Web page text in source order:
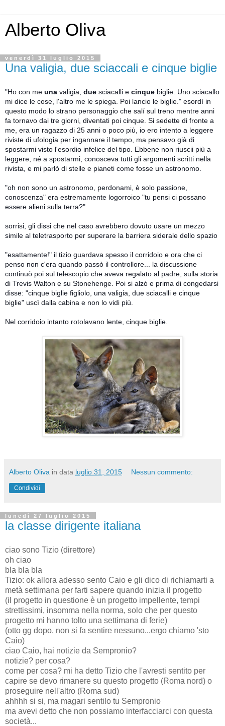
Alberto Oliva
venerdì 31 luglio 2015
Una valigia, due sciaccali e cinque biglie
"Ho con me una valigia, due sciacalli e cinque biglie. Uno sciacallo
mi dice le cose, l'altro me le spiega. Poi lancio le biglie." esordí in
questo modo lo strano personaggio che salí sul treno mentre anni
fa tornavo dai tre giorni, diventati poi cinque. Si sedette di fronte a
me, era un ragazzo di 25 anni o poco più, io ero intento a leggere
riviste di ufologia per ingannare il tempo, ma pensavo già di
spostarmi visto l'esordio infelice del tipo. Ebbene non riuscii più a
leggere, né a spostarmi, conosceva tutti gli argomenti scritti nella
rivista, e mi parlò di stelle e pianeti come fosse un astronomo.
"oh non sono un astronomo, perdonami, è solo passione,
conoscenza" era estremamente logorroico "tu pensi ci possano
essere alieni sulla terra?"
sorrisi, gli dissi che nel caso avrebbero dovuto usare un mezzo
simile al teletrasporto per superare la barriera siderale dello spazio
"esattamente!" il tizio guardava spesso il corridoio e ora che ci
penso non c'era quando passò il controllore... la discussione
continuò poi sul telescopio che aveva regalato al padre, sulla storia
di Trevis Walton e su Stonehenge. Poi si alzò e prima di congedarsi
disse: "cinque biglie figliolo, una valigia, due sciacalli e cinque
biglie" uscì dalla cabina e non lo vidi più.
Nel corridoio intanto rotolavano lente, cinque biglie.
Alberto Oliva in data luglio 31, 2015 Nessun commento:
Condividi
lunedì 27 luglio 2015
la classe dirigente italiana
ciao sono Tizio (direttore)
oh ciao
bla bla bla
Tizio: ok allora adesso sento Caio e gli dico di richiamarti a
metà settimana per farti sapere quando inizia il progetto
(il progetto in questione è un progetto impellente, tempi
strettissimi, insomma nella norma, solo che per questo
progetto mi hanno tolto una settimana di ferie)
(otto gg dopo, non si fa sentire nessuno...ergo chiamo 'sto
Caio)
ciao Caio, hai notizie da Sempronio?
notizie? per cosa?
come per cosa? mi ha detto Tizio che l'avresti sentito per
capire se devo rimanere su questo progetto (Roma nord) o
proseguire nell'altro (Roma sud)
ahhhh si si, ma magari sentilo tu Sempronio
ma avevi detto che non possiamo interfacciarci con questa
società...